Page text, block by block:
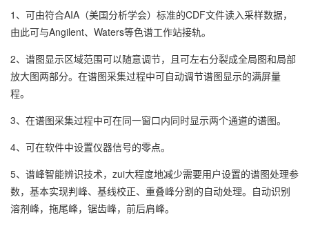
1、可由符合AIA（美国分析学会）标准的CDF文件读入采样数据，
由此可与Angilent、Waters等色谱工作站接轨。
2、谱图显示区域范围可以随意调节，且可左右分裂成全局图和局部
放大图两部分。在谱图采集过程中可自动调节谱图显示的满屏量
程。
3、在谱图采集过程中可在同一窗口内同时显示两个通道的谱图。
4、可在软件中设置仪器信号的零点。
5、谱峰智能辨识技术，zui大程度地减少需要用户设置的谱图处理参
数，基本实现判峰、基线校正、重叠峰分割的自动处理。自动识别
溶剂峰，拖尾峰，锯齿峰，前后肩峰。